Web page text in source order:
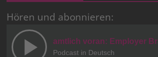
Hören und abonnieren: